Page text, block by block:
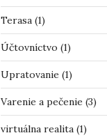
Terasa(1)
Účtovníctvo (1)
Upratovanie (1)
Varenie a pečenie (3)
virtuálna realita(1)